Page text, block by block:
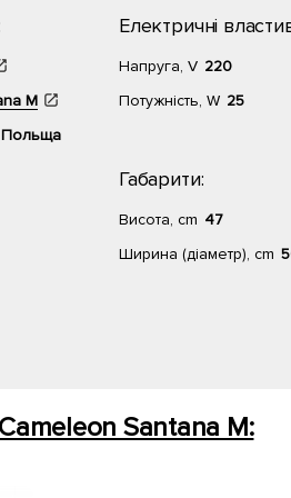
M
Польща
Електричні
Напруга, V 220
Потужність, W 25
Габарити:
Висота, cm 47
Ширина (діаметр), cm
Cameleon Santana M: